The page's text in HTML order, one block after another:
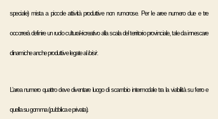
speciale) mista a piccole attività produttive non rumorose. Per le aree numero due e tre
occorrerà definire un ruolo cultural-ricreativo alla scala del territorio provinciale, tale da innescare
dinamiche anche produttive legate alloisir.
L’area numero quattro deve diventare luogo di scambio intermodale tra la viabilità su ferro e
quella su gomma (pubblica e privata).